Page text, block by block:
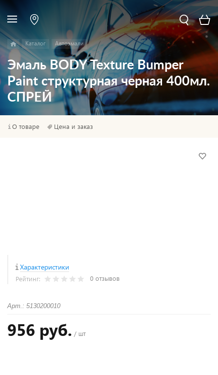
Каталог Автоэмали
Эмаль BODY Texture Bumper
Paint структурная черная 400мл.
СПРЕЙ
О товаре Цена и заказ
Характеристики
Рейтинг: 0 отзывов
Арт.: 5130200010
956 руб. / шт